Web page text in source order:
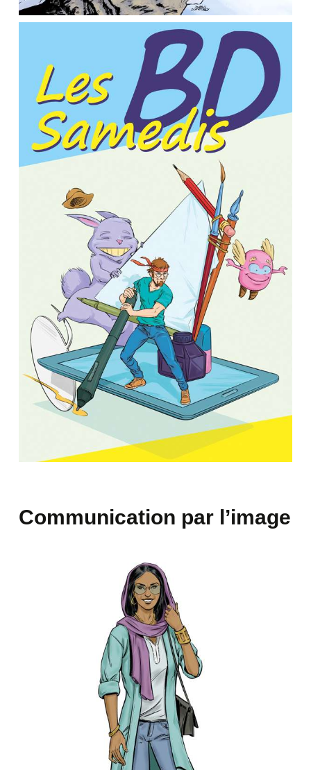
Illustration Festival BD des Saisies 2017
Communication par l’image